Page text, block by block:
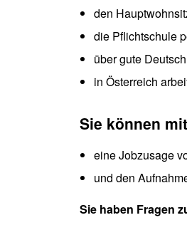
den
die Pflichtschule
über gute
in Österreich
Sie können
eine Jobzusage
und den
Sie haben Fragen